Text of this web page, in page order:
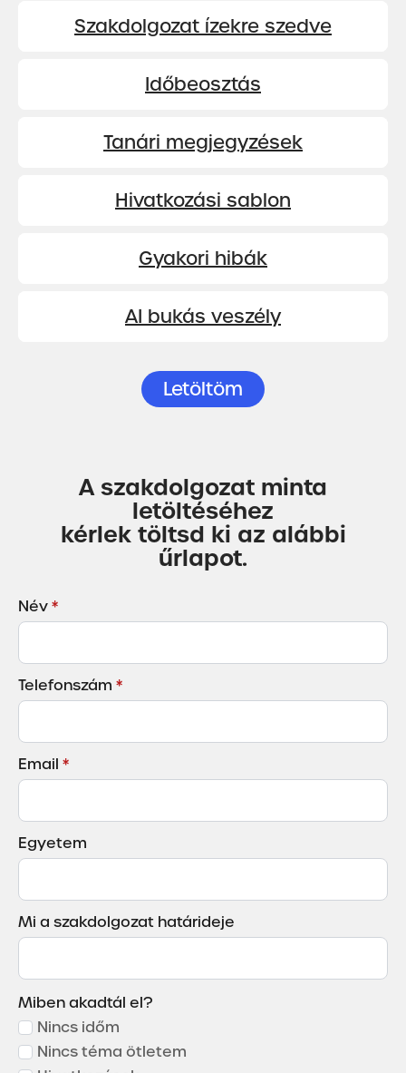
Szakdolgozat ízekre szedve
Időbeosztás
Tanári megjegyzések
Hivatkozási sablon
Gyakori hibák
AI bukás veszély
Letöltöm
A szakdolgozat minta
letöltéséhez
kérlek töltsd ki az alábbi
űrlapot.
Név*
Telefonszám *
Email *
Egyetem
Mi a szakdolgozat határideje
Miben akadtál el?
Nincs időm
Nincs téma ötletem